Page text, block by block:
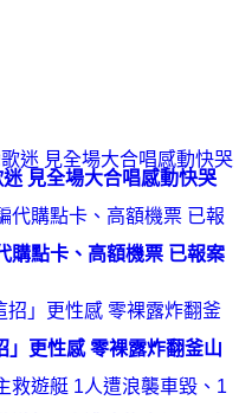
見全場大合唱感動快哭
購點卡、高額機票 已報案
」更性感 零裸露炸翻釜山